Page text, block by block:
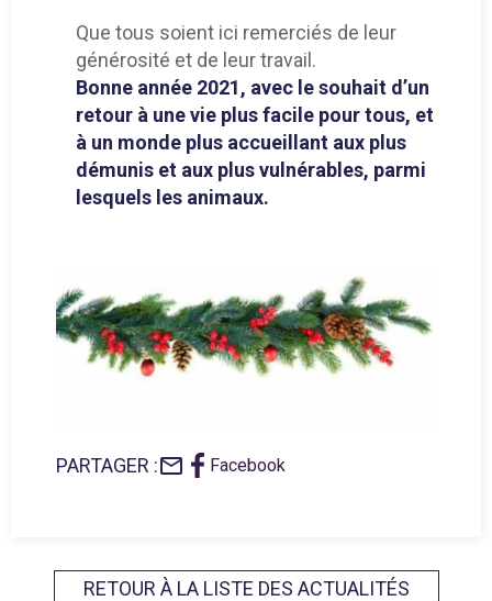
Que tous soient ici remerciés de leur
générosité et de leur travail.
Bonne année 2021, avec le souhait d’un
retour à une vie plus facile pour tous, et
à un monde plus accueillant aux plus
démunis et aux plus vulnérables, parmi
lesquels les animaux.
PARTAGER :mail_outline Facebook
RETOUR À LA LISTE DES ACTUALITÉS